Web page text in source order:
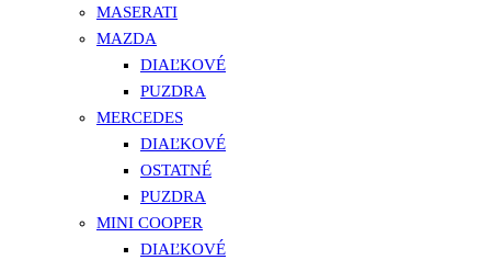
MASERATI
MAZDA
DIAĽKOVÉ
PUZDRA
MERCEDES
DIAĽKOVÉ
OSTATNÉ
PUZDRA
MINI COOPER
DIAĽKOVÉ